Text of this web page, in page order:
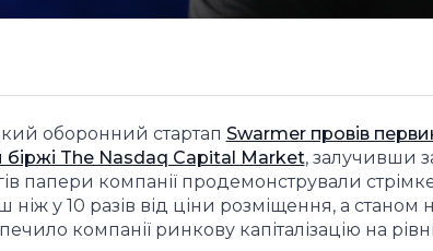
оборонний стартап Swarmer провів
The Nasdaq Capital Market, залучивши
папери компанії продемонстрували
у 10 разів від ціни розміщення, а станом
компанії ринкову капіталізацію на